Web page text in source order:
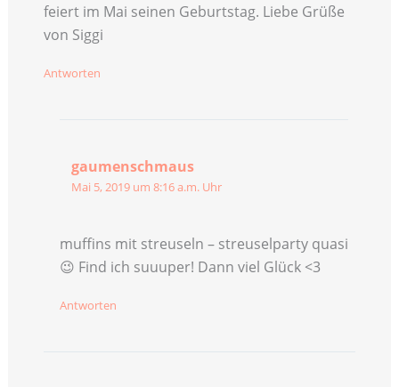
feiert im Mai seinen Geburtstag. Liebe Grüße
von Siggi
Antworten
gaumenschmaus
Mai 5, 2019 um 8:16 a.m. Uhr
muffins mit streuseln – streuselparty quasi
😉 Find ich suuuper! Dann viel Glück <3
Antworten